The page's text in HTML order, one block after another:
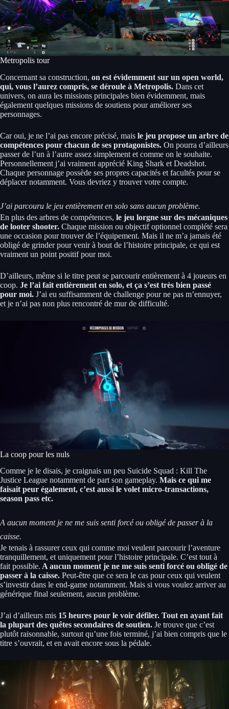
Metropolis tour
Concernant sa construction, on est évidemment sur un open world,
qui, vous l’aurez compris, se déroule à Metropolis. Dans cet
univers, on aura les missions principales bien évidemment, mais
également quelques missions de soutiens pour améliorer ses
personnages.
Car oui, je ne l’ai pas encore précisé, mais le jeu propose un arbre de
compétences pour chacun de ses protagonistes. On pourra d’ailleurs
passer de l’un à l’autre assez simplement et comme on le souhaite.
Personnellement j’ai vraiment apprécié King Shark et Deadshot.
Chaque personnage possède ses propres capacités et facultés pour se
déplacer notamment. Vous devriez y trouver votre compte.
J’ai parcouru le jeu entièrement en solo sans aucun problème.
En plus des arbres de compétences, le jeu lorgne sur des mécaniques
de looter shooter. Chaque mission ou objectif optionnel complété sera
une occasion pour trouver de l’équipement. Mais il ne m’a jamais été
obligé de grinder pour venir à bout de l’histoire principale, ce qui est
vraiment un point positif pour moi.
D’ailleurs, même si le titre peut se parcourir entièrement à 4 joueurs en
coop. Je l’ai fait entièrement en solo, et ça s’est très bien passé
pour moi. J’ai eu suffisamment de challenge pour ne pas m’ennuyer,
et je n’ai pas non plus rencontré de mur de difficulté.
La coop pour les nuls
Comme je le disais, je craignais un peu Suicide Squad : Kill The
Justice League notamment de part son gameplay. Mais ce qui me
faisait peur également, c’est aussi le volet micro-transactions,
season pass etc.
A aucun moment je ne me suis senti forcé ou obligé de passer à la
caisse.
Je tenais à rassurer ceux qui comme moi veulent parcourir l’aventure
tranquillement, et uniquement pour l’histoire principale. C’est tout à
fait possible. A aucun moment je ne me suis senti forcé ou obligé de
passer à la caisse. Peut-être que ce sera le cas pour ceux qui veulent
s’investir dans le end-game notamment. Mais si vous voulez arriver au
générique final seulement, aucun problème.
J’ai d’ailleurs mis 15 heures pour le voir défiler. Tout en ayant fait
la plupart des quêtes secondaires de soutien. Je trouve que c’est
plutôt raisonnable, surtout qu’une fois terminé, j’ai bien compris que le
titre s’ouvrait, et en avait encore sous la pédale.